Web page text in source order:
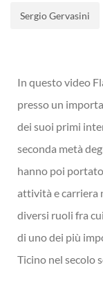
Sergio Gervasini
In questo video
presso un
dei suoi primi
seconda metà
hanno poi
attività e carriera
diversi ruoli fra
di uno dei più
Ticino nel secolo